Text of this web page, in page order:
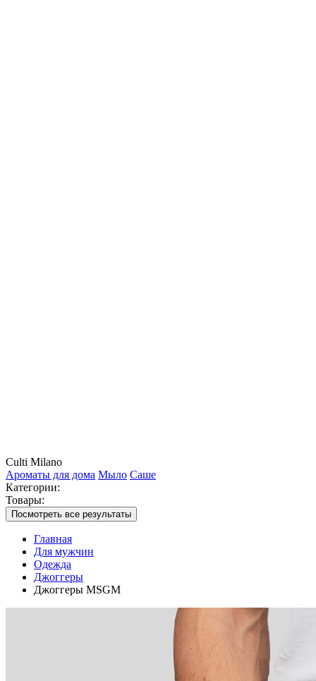
Culti Milano
Ароматы для дома Мыло Саше
Категории:
Товары:
Посмотреть все результаты
Главная
Для мужчин
Одежда
Джоггеры
Джоггеры MSGM